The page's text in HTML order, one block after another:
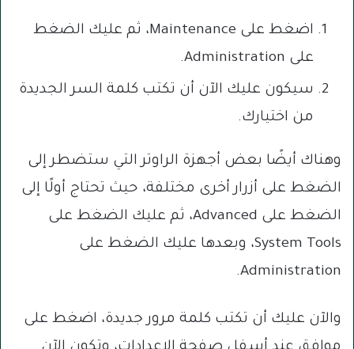
اضغط على Maintenance، ثم عليك الضغط
على Administration.
سيكون عليك الآن أن تكتب كلمة السر الجديدة
من اختيارك.
وهناك أيضًا بعض أجهزة الراوتر التي ستضطر إلى
الضغط على أزرار أخرى مختلفة، حيث تحتاج أولًا إلى
الضغط على Advanced، ثم عليك الضغط على
System Tools، وبعدها عليك الضغط على
Administration.
والآن عليك أن تكتب كلمة مرور جديدة، اضغط على